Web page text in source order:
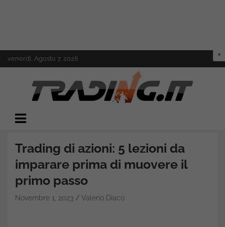
to
venerdì, Agosto 7, 2026
Trading.it
Trading di azioni: 5 lezioni da
imparare prima di muovere il
primo passo
Novembre 1, 2023 Valerio Diaco